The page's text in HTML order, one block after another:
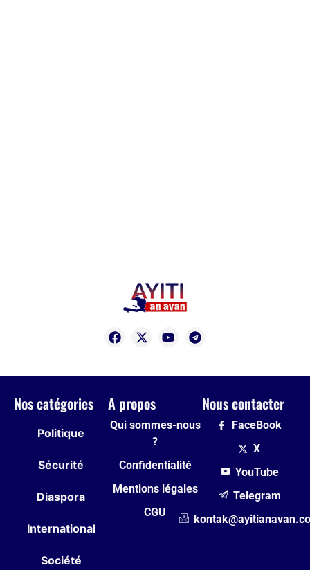
Nos catégories
Politique
Sécurité
Diaspora
International
Société
A propos
Qui sommes-nous
?
Confidentialité
Mentions légales
CGU
Nous contacter
FaceBook
X
YouTube
Telegram